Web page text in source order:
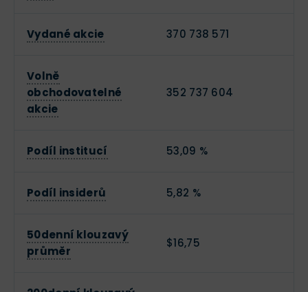
Vydané akcie 370 738 571
Volně
obchodovatelné
akcie
352 737 604
Podíl institucí 53,09 %
Podíl insiderů 5,82 %
50denní klouzavý
průměr
$16,75